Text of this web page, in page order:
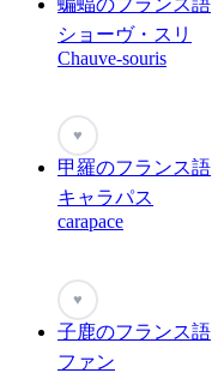
蝙蝠のフランス語
ショーヴ・スリ
Chauve-souris
♥
甲羅のフランス語
キャラパス
carapace
♥
子鹿のフランス語
ファン